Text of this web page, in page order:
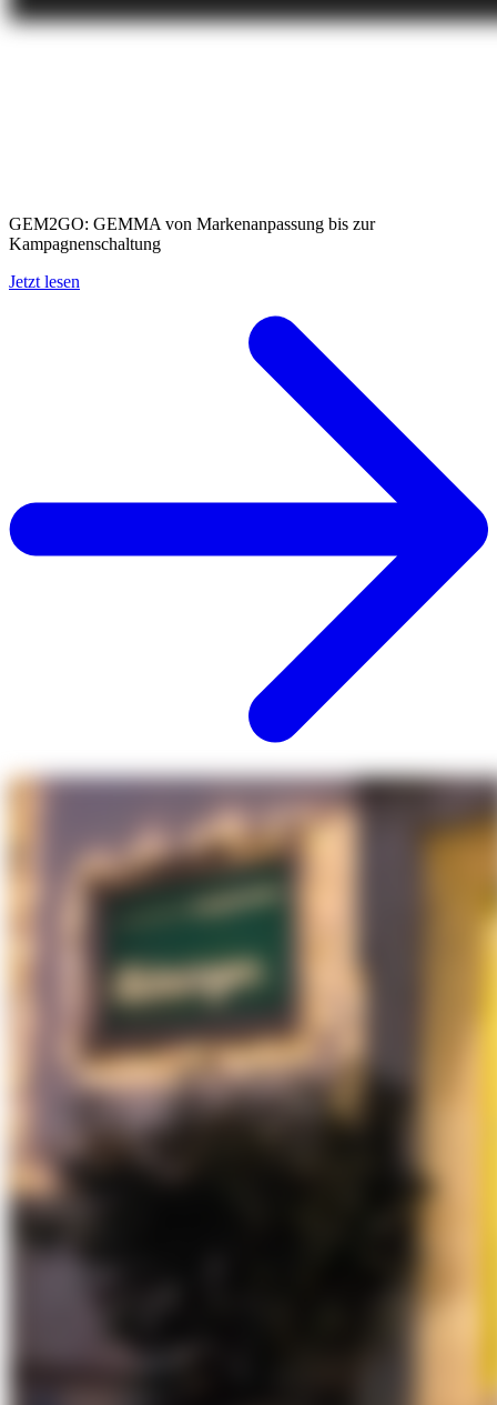
GEM2GO: GEMMA von Markenanpassun­g bis zur
Kampagnenschal­tung
Jetzt lesen